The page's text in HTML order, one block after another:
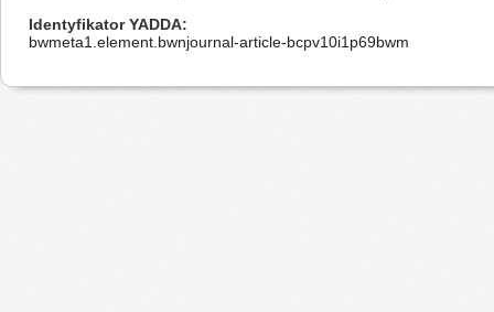
Identyfikator YADDA
bwmeta1.element.bwnjournal-article-bcpv10i1p69bwm